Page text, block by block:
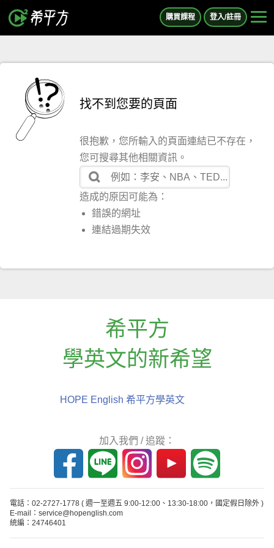
購買課程 登入/註冊
找不到您要的頁面
很抱歉，您所輸入的頁面連結已不存在，
您可搜尋其他相關資訊。
造成的原因可能為：
錯誤的網址
連結過期失效
希平方
學英文的新希望
HOPE English 希平方學英文
加入我們 / 追蹤：
電話：02-2727-1778 ( 週一至週五 9:00-12:00、13:30-18:00，國定假日除外 )
E-mail：service@hopenglish.com
統編：24746401